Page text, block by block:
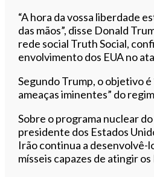
“A hora da vossa liberdade
das mãos”, disse Donald
rede social Truth Social,
envolvimento dos EUA no
Segundo Trump, o objetivo é
ameaças iminentes” do
Sobre o programa nuclear do
presidente dos Estados
Irão continua a desenvolvê-
mísseis capazes de atingir